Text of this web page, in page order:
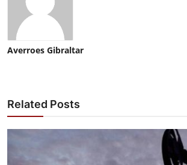
Averroes Gibraltar
Related Posts